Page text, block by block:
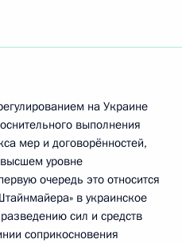
на Украине
выполнения
мер и договорённостей,
высшем уровне
очередь это относится
в украинское
сил и средств
соприкосновения